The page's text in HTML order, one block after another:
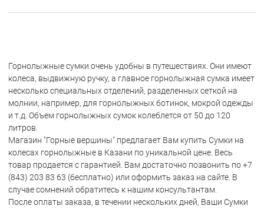
Горнолыжные сумки очень удобны в путешествиях. Они имеют
колеса, выдвижную ручку, а главное горнолыжная сумка имеет
несколько специальных отделений, разделенных сеткой на
молнии, например, для горнолыжных ботинок, мокрой одежды
и т.д. Объем горнолыжных сумок колеблется от 50 до 120
литров.
Магазин "Горные вершины" предлагает Вам купить Сумки на
колесах горнолыжные в Казани по уникальной цене. Весь
товар продается с гарантией. Вам достаточно позвонить по +7
(843) 203 83 63 (бесплатно) или оформить заказ на сайте. В
случае сомнений обратитесь к нашим консультантам.
После оплаты заказа, в течении нескольких дней, Ваши Сумки